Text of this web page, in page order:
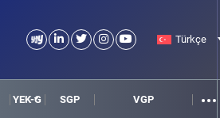
Türkçe
YEK-G SGP VGP